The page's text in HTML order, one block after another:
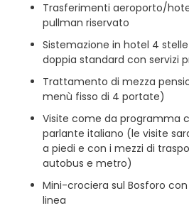
Trasferimenti aeroporto/
pullman riservato
Sistemazione in hotel 4
doppia standard con servizi
Trattamento di mezza
menù fisso di 4 portate)
Visite come da programma
parlante italiano (le visite
a piedi e con i mezzi di
autobus e metro)
Mini-crociera sul Bosforo
linea